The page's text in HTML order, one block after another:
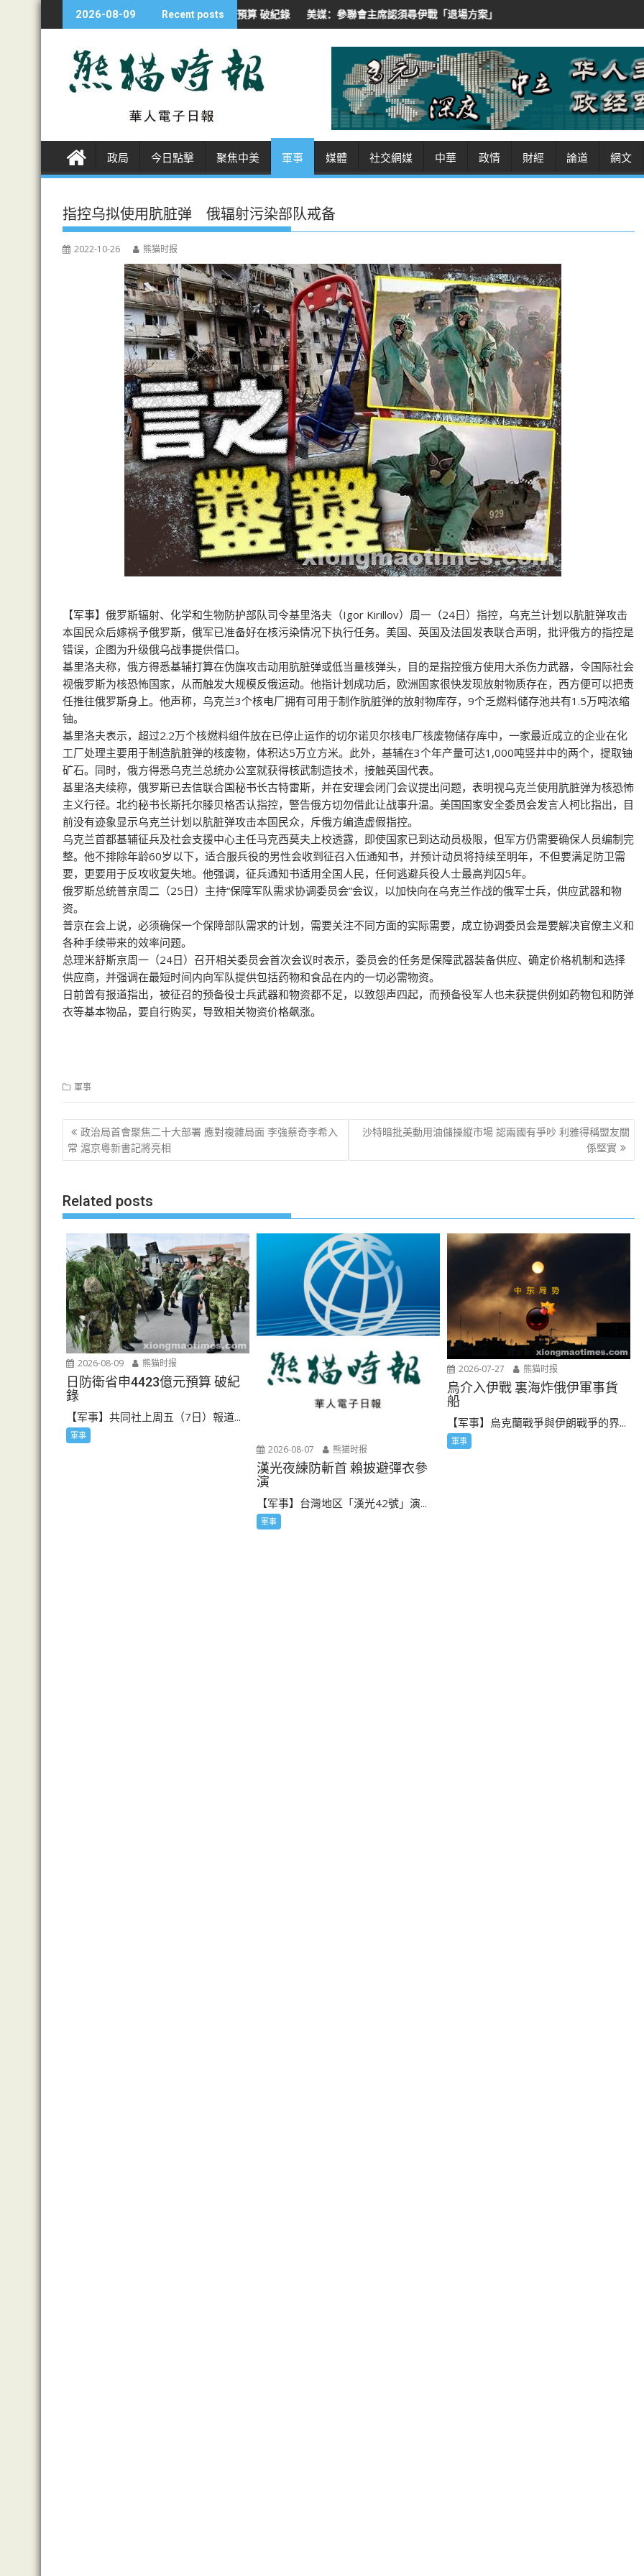
k
e
2026-08-09 Recent posts
日防衛省申4423億元預算 破紀錄 美媒：參聯會主席認須尋伊戰「退場方案」 伊朗堅持禁美軍艦過霍峽 圖削美波斯灣存在 成美伊遲
政局 今日點擊 聚焦中美 軍事 媒體 社交網媒 中華 政情 財經 論道 網文
指控乌拟使用肮脏弹 俄辐射污染部队戒备
2022-10-26 熊猫时报
【军事】俄罗斯辐射、化学和生物防护部队司令基里洛夫（Igor Kirillov）周一（24日）指控，乌克兰计划以肮脏弹攻击
本国民众后嫁祸予俄罗斯，俄军已准备好在核污染情况下执行任务。美国、英国及法国发表联合声明，批评俄方的指控是
错误，企图为升级俄乌战事提供借口。
基里洛夫称，俄方得悉基辅打算在伪旗攻击动用肮脏弹或低当量核弹头，目的是指控俄方使用大杀伤力武器，令国际社会
视俄罗斯为核恐怖国家，从而触发大规模反俄运动。他指计划成功后，欧洲国家很快发现放射物质存在，西方便可以把责
任推往俄罗斯身上。他声称，乌克兰3个核电厂拥有可用于制作肮脏弹的放射物库存，9个乏燃料储存池共有1.5万吨浓缩
铀。
基里洛夫表示，超过2.2万个核燃料组件放在已停止运作的切尔诺贝尔核电厂核废物储存库中，一家最近成立的企业在化
工厂处理主要用于制造肮脏弹的核废物，体积达5万立方米。此外，基辅在3个年产量可达1,000吨竖井中的两个，提取铀
矿石。同时，俄方得悉乌克兰总统办公室就获得核武制造技术，接触英国代表。
基里洛夫续称，俄罗斯已去信联合国秘书长古特雷斯，并在安理会闭门会议提出问题，表明视乌克兰使用肮脏弹为核恐怖
主义行径。北约秘书长斯托尔滕贝格否认指控，警告俄方切勿借此让战事升温。美国国家安全委员会发言人柯比指出，目
前没有迹象显示乌克兰计划以肮脏弹攻击本国民众，斥俄方编造虚假指控。
乌克兰首都基辅征兵及社会支援中心主任马克西莫夫上校透露，即使国家已到达动员极限，但军方仍需要确保人员编制完
整。他不排除年龄60岁以下，适合服兵役的男性会收到征召入伍通知书，并预计动员将持续至明年，不但要满足防卫需
要，更要用于反攻收复失地。他强调，征兵通知书适用全国人民，任何逃避兵役人士最高判囚5年。
俄罗斯总统普京周二（25日）主持“保障军队需求协调委员会”会议，以加快向在乌克兰作战的俄军士兵，供应武器和物
资。
普京在会上说，必须确保一个保障部队需求的计划，需要关注不同方面的实际需要，成立协调委员会是要解决官僚主义和
各种手续带来的效率问题。
总理米舒斯京周一（24日）召开相关委员会首次会议时表示，委员会的任务是保障武器装备供应、确定价格机制和选择
供应商，并强调在最短时间内向军队提供包括药物和食品在内的一切必需物资。
日前曾有报道指出，被征召的预备役士兵武器和物资都不足，以致怨声四起，而预备役军人也未获提供例如药物包和防弹
衣等基本物品，要自行购买，导致相关物资价格飙涨。
軍事
文
章
政治局首會聚焦二十大部署 應對複雜局面 李強蔡奇李希入
常 滬京粵新書記將亮相
沙特暗批美動用油儲操縱市場 認兩國有爭吵 利雅得稱盟友關
係堅實
Related posts
2026-08-09 熊猫时报
日防衛省申4423億元預算 破紀
錄
【军事】共同社上周五（7日）報道...
軍事
2026-08-07 熊猫时报
漢光夜練防斬首 賴披避彈衣參
演
【军事】台灣地区「漢光42號」演...
軍事
2026-07-27 熊猫时报
烏介入伊戰 裏海炸俄伊軍事貨
船
【军事】烏克蘭戰爭與伊朗戰爭的界...
軍事